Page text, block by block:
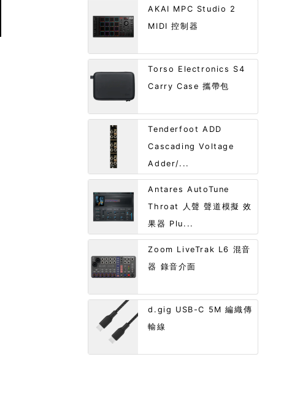
AKAI MPC Studio 2
MIDI 控制器
Torso Electronics S4
Carry Case 攜帶包
Tenderfoot ADD
Cascading Voltage
Adder/...
Antares AutoTune
Throat 人聲 聲道模擬 效
果器 Plu...
Zoom LiveTrak L6 混音
器 錄音介面
d.gig USB-C 5M 編織傳
輸線